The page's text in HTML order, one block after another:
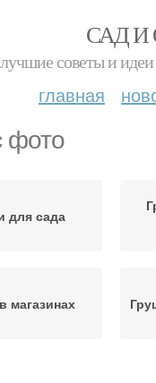
САД И
лучшие советы и идеи
главная
фото
для сада
магазинах